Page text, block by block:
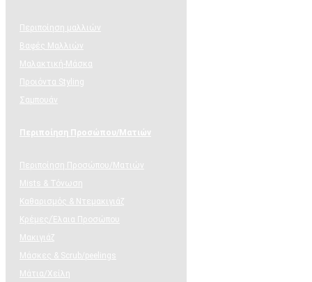
Περιποίηση μαλλιών
Βαφές Μαλλιών
Μαλακτική-Μάσκα
Προιόντα Styling
Σαμπουάν
Περιποίηση Προσώπου/Ματιών
Περιποίηση Προσώπου/Ματιών
Mists & Τόνωση
Καθαρισμός & Ντεμακιγιάζ
Κρέμες/Έλαια Προσώπου
Μακιγιάζ
Μάσκες & Scrub/peelings
Μάτια/Χείλη